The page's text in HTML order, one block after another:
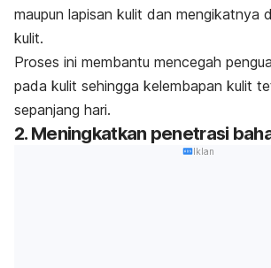
maupun lapisan kulit dan mengikatnya
kulit.
Proses ini membantu mencegah
pada kulit sehingga kelembapan kulit
sepanjang hari.
2. Meningkatkan penetrasi
Iklan